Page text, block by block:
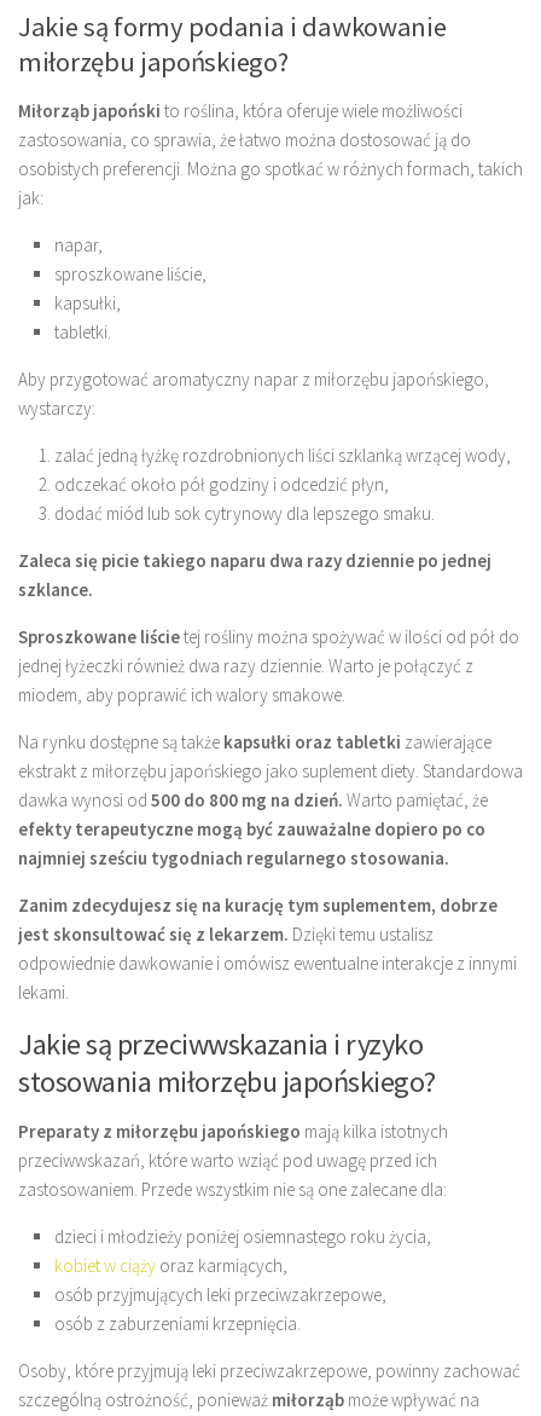
Jakie są formy podania i dawkowanie
miłorzębu japońskiego?
Miłorząb japoński to roślina, która oferuje wiele możliwości
zastosowania, co sprawia, że łatwo można dostosować ją do
osobistych preferencji. Można go spotkać w różnych formach, takich
jak:
napar,
sproszkowane liście,
kapsułki,
tabletki.
Aby przygotować aromatyczny napar z miłorzębu japońskiego,
wystarczy:
zalać jedną łyżkę rozdrobnionych liści szklanką wrzącej wody,
odczekać około pół godziny i odcedzić płyn,
dodać miód lub sok cytrynowy dla lepszego smaku.
Zaleca się picie takiego naparu dwa razy dziennie po jednej
szklance.
Sproszkowane liścietej rośliny można spożywać w ilości od pół do
jednej łyżeczki również dwa razy dziennie. Warto je połączyć z
miodem, aby poprawić ich walory smakowe.
Na rynku dostępne są także kapsułki oraz tabletki zawierające
ekstrakt z miłorzębu japońskiego jako suplement diety. Standardowa
dawka wynosi od 500 do 800 mg na dzień. Warto pamiętać, że
efekty terapeutyczne mogą być zauważalne dopiero po co
najmniej sześciu tygodniach regularnego stosowania.
Zanim zdecydujesz się na kurację tym suplementem, dobrze
jest skonsultować się z lekarzem. Dzięki temu ustalisz
odpowiednie dawkowanie i omówisz ewentualne interakcje z innymi
lekami.
Jakie są przeciwwskazania i ryzyko
stosowania miłorzębu japońskiego?
Preparaty z miłorzębu japońskiego mają kilka istotnych
przeciwwskazań, które warto wziąć pod uwagę przed ich
zastosowaniem. Przede wszystkim nie są one zalecane dla:
dzieci i młodzieży poniżej osiemnastego roku życia,
kobiet w ciąży oraz karmiących,
osób przyjmujących leki przeciwzakrzepowe,
osób z zaburzeniami krzepnięcia.
Osoby, które przyjmują leki przeciwzakrzepowe, powinny zachować
szczególną ostrożność, ponieważ miłorząb może wpływać na